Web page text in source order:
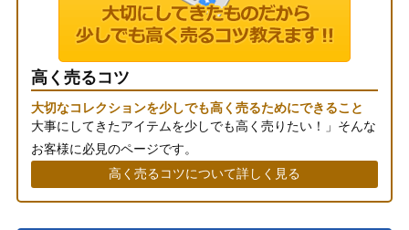
高く売るコツ
大切なコレクションを少しでも高く売るためにできること
大事にしてきたアイテムを少しでも高く売りたい！」そんな
お客様に必見のページです。
高く売るコツについて詳しく見る